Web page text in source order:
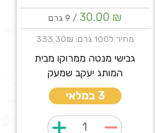
30.00 ₪ / 9 גרם
מחיר ל100 גרם: 333.30₪
גבישי מנטה ממרוקו מבית
המותג יעקב שמעק
3 במלאי
כמות